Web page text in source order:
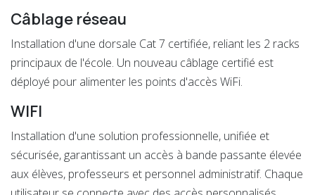
Câblage réseau
Installation d'une dorsale Cat 7 certifiée, reliant les 2 racks
principaux de l'école. Un nouveau câblage certifié est
déployé pour alimenter les points d'accès WiFi.
WIFI
Installation d'une solution professionnelle, unifiée et
sécurisée, garantissant un accès à bande passante élevée
aux élèves, professeurs et personnel administratif. Chaque